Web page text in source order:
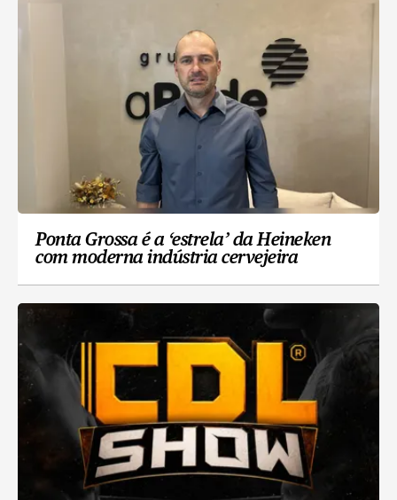
Ponta Grossa é a ‘estrela’ da Heineken
com moderna indústria cervejeira